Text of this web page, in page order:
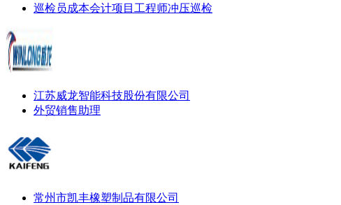
巡检员成本会计项目工程师冲压巡检
江苏威龙智能科技股份有限公司
外贸销售助理
常州市凯丰橡塑制品有限公司